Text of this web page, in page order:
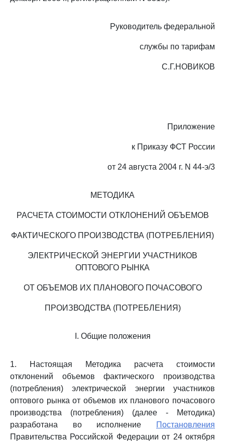
Руководитель федеральной
службы по тарифам
С.Г.НОВИКОВ
Приложение
к Приказу ФСТ России
от 24 августа 2004 г. N 44-э/3
МЕТОДИКА
РАСЧЕТА СТОИМОСТИ ОТКЛОНЕНИЙ ОБЪЕМОВ
ФАКТИЧЕСКОГО ПРОИЗВОДСТВА (ПОТРЕБЛЕНИЯ)
ЭЛЕКТРИЧЕСКОЙ ЭНЕРГИИ УЧАСТНИКОВ
ОПТОВОГО РЫНКА
ОТ ОБЪЕМОВ ИХ ПЛАНОВОГО ПОЧАСОВОГО
ПРОИЗВОДСТВА (ПОТРЕБЛЕНИЯ)
I. Общие положения
1. Настоящая Методика расчета стоимости
отклонений объемов фактического производства
(потребления) электрической энергии участников
оптового рынка от объемов их планового почасового
производства (потребления) (далее - Методика)
разработана во исполнение
Постановления
Правительства Российской Федерации от 24 октября